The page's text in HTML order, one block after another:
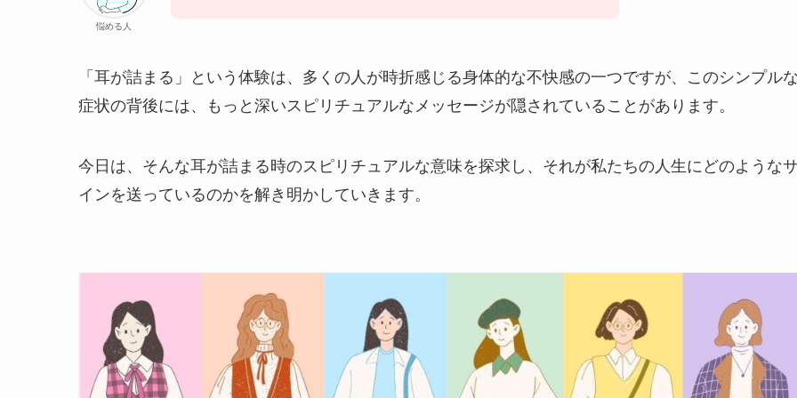
悩める人
「耳が詰まる」という体験は、多くの人が時折感じる身体的な不快感の一つですが、このシンプル
症状の背後には、もっと深いスピリチュアルなメッセージが隠されていることがあります。
今日は、そんな耳が詰まる時のスピリチュアルな意味を探求し、それが私たちの人生にどのような
インを送っているのかを解き明かしていきます。